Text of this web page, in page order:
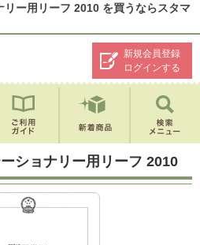
ー用リーフ 2010 を買うならスタマ
新規会員登録
ログインする
ショナリー用リーフ 2010